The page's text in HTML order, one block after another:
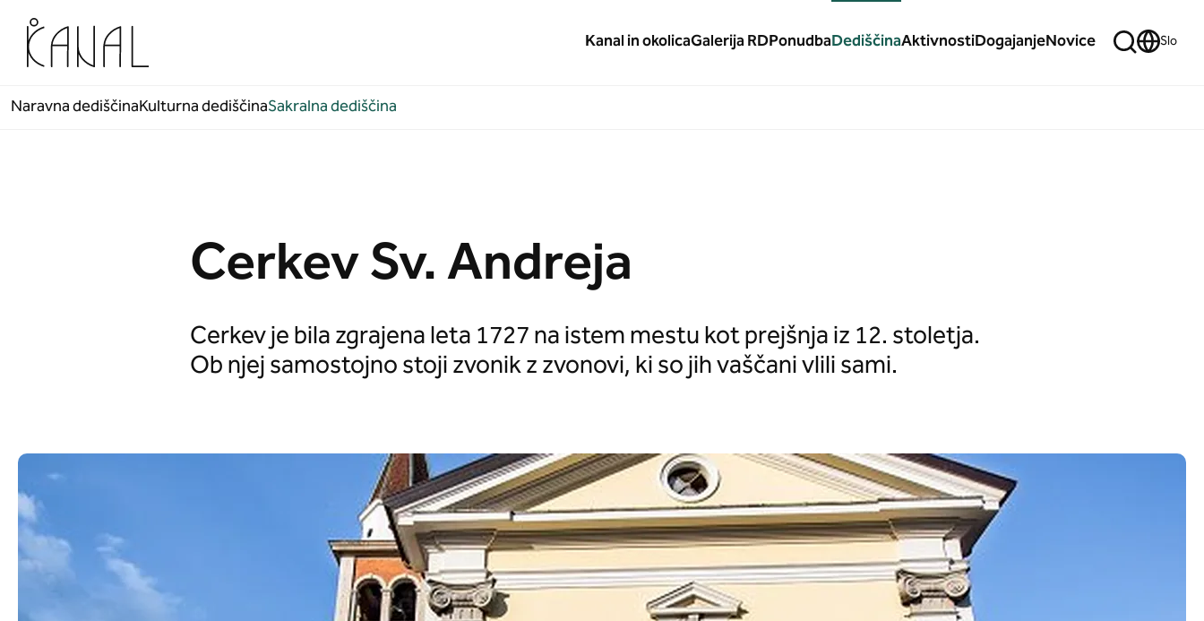
Kanal in okolicaGalerija RDPonudbaDediščinaAktivnostiDogajanjeNovice Slo
Naravna dediščinaKulturna dediščinaSakralna dediščina
Cerkev Sv. Andreja
Cerkev je bila zgrajena leta 1727 na istem mestu kot prejšnja iz 12. stoletja.
Ob njej samostojno stoji zvonik z zvonovi, ki so jih vaščani vlili sami.